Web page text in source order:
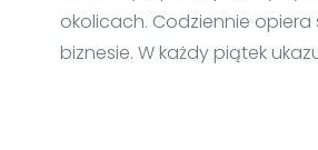
okolicach. Codziennie
biznesie. W każdy piątek